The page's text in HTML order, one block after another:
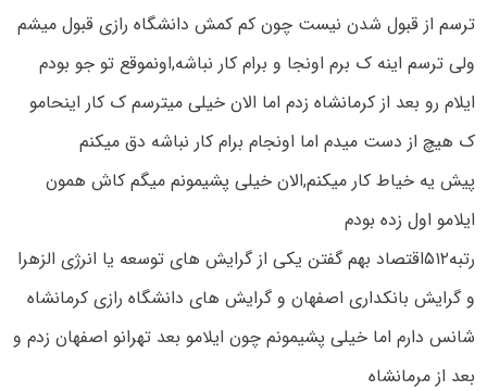
ترسم از قبول شدن نیست چون کم کمش دانشگاه رازی قبول میشم
ولی ترسم اینه ک برم اونجا و برام کار نباشه,اونموقع تو جو بودم
ایلام رو بعد از کرمانشاه زدم اما الان خیلی میترسم ک کار اینحامو
ک هیچ از دست میدم اما اونجام برام کار نباشه دق میکنم
پیش یه خیاط کار میکنم,الان خیلی پشیمونم میگم کاش همون
ایلامو اول زده بودم
رتبه۵۱۲اقتصاد بهم گفتن یکی از گرایش های توسعه یا انرژی الزهرا
و گرایش بانکداری اصفهان و گرایش های دانشگاه رازی کرمانشاه
شانس دارم اما خیلی پشیمونم چون ایلامو بعد تهرانو اصفهان زدم و
بعد از مرمانشاه